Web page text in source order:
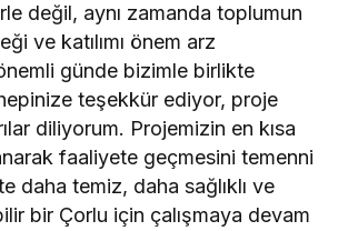
değil, aynı zamanda toplumun
ve katılımı önem arz
günde bizimle birlikte
teşekkür ediyor, proje
diliyorum. Projemizin en kısa
faaliyete geçmesini temenni
daha temiz, daha sağlıklı ve
bir Çorlu için çalışmaya devam